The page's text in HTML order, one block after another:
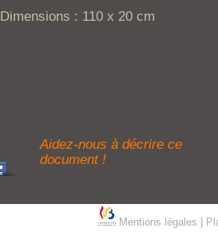
Dimensions : 110 x 20 cm
Aidez-nous à décrire ce
document !
Mentions légales